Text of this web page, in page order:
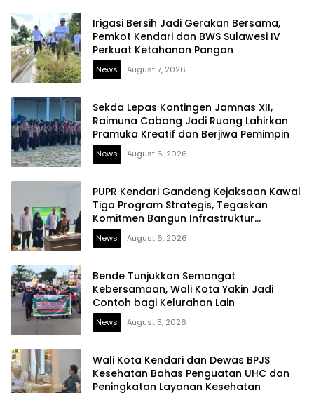
Irigasi Bersih Jadi Gerakan Bersama,
Pemkot Kendari dan BWS Sulawesi IV
Perkuat Ketahanan Pangan
News August 7, 2026
Sekda Lepas Kontingen Jamnas XII,
Raimuna Cabang Jadi Ruang Lahirkan
Pramuka Kreatif dan Berjiwa Pemimpin
News August 6, 2026
PUPR Kendari Gandeng Kejaksaan Kawal
Tiga Program Strategis, Tegaskan
Komitmen Bangun Infrastruktur
Berintegritas
News August 6, 2026
Bende Tunjukkan Semangat
Kebersamaan, Wali Kota Yakin Jadi
Contoh bagi Kelurahan Lain
News August 5, 2026
Wali Kota Kendari dan Dewas BPJS
Kesehatan Bahas Penguatan UHC dan
Peningkatan Layanan Kesehatan